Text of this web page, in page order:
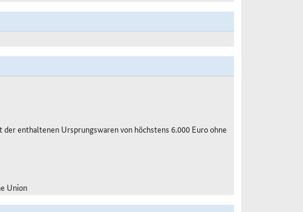
enthaltenen Ursprungswaren von höchstens 6.000 Euro ohne
Union